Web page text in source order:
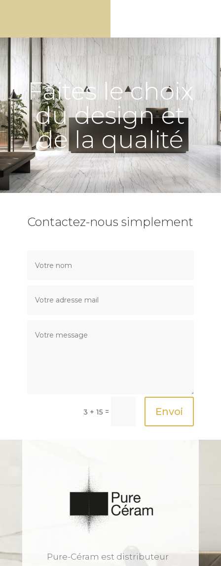
Faites le choix
du design et
de la qualité
Contactez-nous simplement
3 + 15 = Envoi
Pure-Céram est distributeur